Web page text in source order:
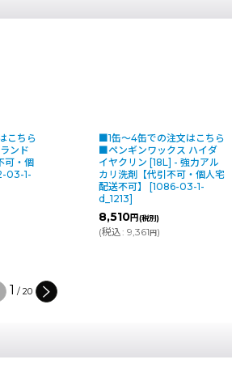
■1缶〜4缶での注文はこちら
■ペンギンワックス ハイダ
イヤクリン [18L] - 強力アル
カリ洗剤【代引不可・個人宅
1086-03-1-
■1缶〜
■ペン
リング
ーリン
可・個
2 /20